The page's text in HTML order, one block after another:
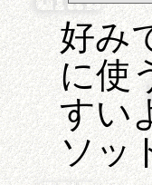
好み
に使
すい
ソッ